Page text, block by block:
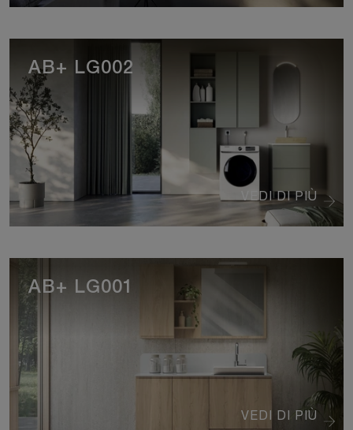
VEDI DI PIÙ
AB+ LG002
VEDI DI PIÙ
AB+ LG001